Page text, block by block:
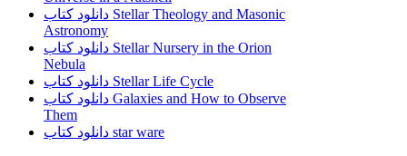
دانلود کتاب Stellar Theology and Masonic
Astronomy
دانلود کتاب Stellar Nursery in the Orion
Nebula
دانلود کتاب Stellar Life Cycle
دانلود کتاب Galaxies and How to Observe
Them
دانلود کتاب star ware